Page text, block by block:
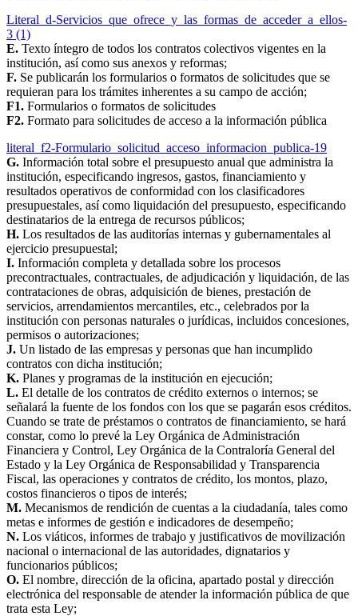
Literal_d-Servicios_que_ofrece_y_las_formas_de_acceder_a_ellos-
3 (1)
E. Texto íntegro de todos los contratos colectivos vigentes en la
institución, así como sus anexos y reformas;
F. Se publicarán los formularios o formatos de solicitudes que se
requieran para los trámites inherentes a su campo de acción;
F1. Formularios o formatos de solicitudes
F2. Formato para solicitudes de acceso a la información pública
literal_f2-Formulario_solicitud_acceso_informacion_publica-19
G. Información total sobre el presupuesto anual que administra la
institución, especificando ingresos, gastos, financiamiento y
resultados operativos de conformidad con los clasificadores
presupuestales, así como liquidación del presupuesto, especificando
destinatarios de la entrega de recursos públicos;
H. Los resultados de las auditorías internas y gubernamentales al
ejercicio presupuestal;
I. Información completa y detallada sobre los procesos
precontractuales, contractuales, de adjudicación y liquidación, de las
contrataciones de obras, adquisición de bienes, prestación de
servicios, arrendamientos mercantiles, etc., celebrados por la
institución con personas naturales o jurídicas, incluidos concesiones,
permisos o autorizaciones;
J. Un listado de las empresas y personas que han incumplido
contratos con dicha institución;
K. Planes y programas de la institución en ejecución;
L. El detalle de los contratos de crédito externos o internos; se
señalará la fuente de los fondos con los que se pagarán esos créditos.
Cuando se trate de préstamos o contratos de financiamiento, se hará
constar, como lo prevé la Ley Orgánica de Administración
Financiera y Control, Ley Orgánica de la Contraloría General del
Estado y la Ley Orgánica de Responsabilidad y Transparencia
Fiscal, las operaciones y contratos de crédito, los montos, plazo,
costos financieros o tipos de interés;
M. Mecanismos de rendición de cuentas a la ciudadanía, tales como
metas e informes de gestión e indicadores de desempeño;
N. Los viáticos, informes de trabajo y justificativos de movilización
nacional o internacional de las autoridades, dignatarios y
funcionarios públicos;
O. El nombre, dirección de la oficina, apartado postal y dirección
electrónica del responsable de atender la información pública de que
trata esta Ley;